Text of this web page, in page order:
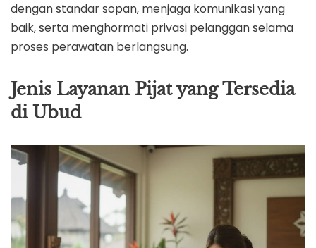
dengan standar sopan, menjaga komunikasi yang
baik, serta menghormati privasi pelanggan selama
proses perawatan berlangsung.
Jenis Layanan Pijat yang Tersedia
di Ubud